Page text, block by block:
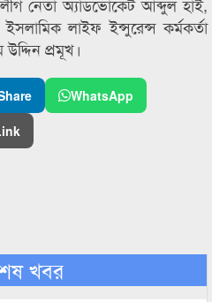
লাইফ ইন্সুরেন্স কর্মকর্তা
প্রমূখ।
WhatsApp
খবর